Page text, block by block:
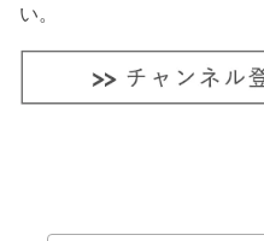
い。